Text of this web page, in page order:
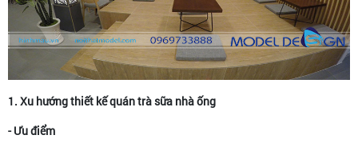
1. Xu hướng thiết kế quán trà sữa nhà ống
- Ưu điểm